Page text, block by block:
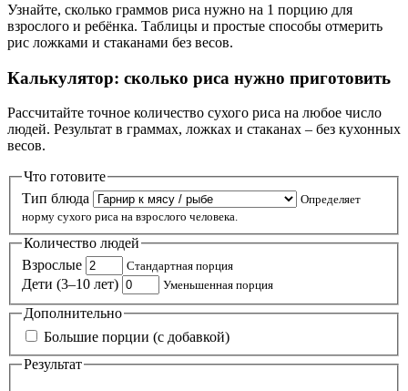
Узнайте, сколько граммов риса нужно на 1 порцию для
взрослого и ребёнка. Таблицы и простые способы отмерить
рис ложками и стаканами без весов.
Калькулятор: сколько риса нужно приготовить
Рассчитайте точное количество сухого риса на любое число
людей. Результат в граммах, ложках и стаканах – без кухонных
весов.
Что готовите
Тип блюда
Определяет
норму сухого риса на взрослого человека.
Количество людей
Взрослые
Стандартная порция
Дети (3–10 лет) Уменьшенная порция
Дополнительно
Большие порции (с добавкой)
Результат